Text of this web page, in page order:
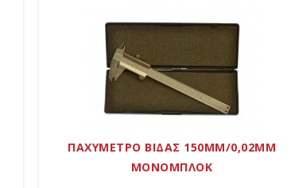
ΠΑΧΥΜΕΤΡΟ ΒΙΔΑΣ 150MM/0,02MM
ΜΟΝΟΜΠΛΟΚ